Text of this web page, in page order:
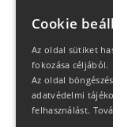
25-
Cookie
Az oldal sütiket
fokozása céljából.
Az oldal
adatvédelmi
felhasználást.